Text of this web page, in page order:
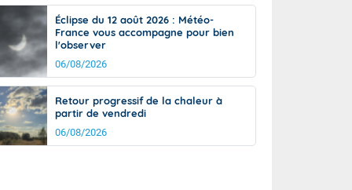
de
d'avalanche
Météo des forêts
Vigicrues
Éclipse du 12 août 2026 : Météo-
France vous accompagne pour bien
l'observer
06/08/2026
Retour progressif de la chaleur à
partir de vendredi
06/08/2026